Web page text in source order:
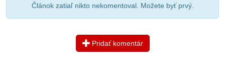
Článok zatiaľ nikto nekomentoval. Možete byť prvý.
Pridať komentár